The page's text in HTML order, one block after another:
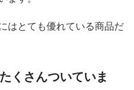
はとても優れている商品だ
くさんついていま